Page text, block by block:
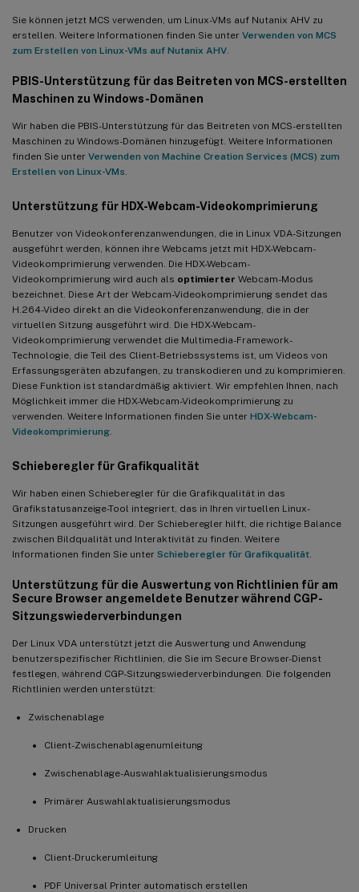
Sie können jetzt MCS verwenden, um Linux-VMs auf Nutanix AHV zu
erstellen. Weitere Informationen finden Sie unter Verwenden von MCS
zum Erstellen von Linux-VMs auf Nutanix AHV
PBIS-Unterstützung für das Beitreten von MCS-erstellten
Maschinen zu Windows-Domänen
Wir haben die PBIS-Unterstützung für das Beitreten von MCS-erstellten
Maschinen zu Windows-Domänen hinzugefügt. Weitere Informationen
finden Sie unter Verwenden von Machine Creation Services (MCS) zum
Erstellen von Linux-VMs
Unterstützung für HDX-Webcam-Videokomprimierung
Benutzer von Videokonferenzanwendungen, die in Linux VDA-Sitzungen
ausgeführt werden, können ihre Webcams jetzt mit HDX-Webcam-
Videokomprimierung verwenden. Die HDX-Webcam-
Videokomprimierung wird auch als optimierter Webcam-Modus
bezeichnet. Diese Art der Webcam-Videokomprimierung sendet das
H.264-Video direkt an die Videokonferenzanwendung, die in der
virtuellen Sitzung ausgeführt wird. Die HDX-Webcam-
Videokomprimierung verwendet die Multimedia-Framework-
Technologie, die Teil des Client-Betriebssystems ist, um Videos von
Erfassungsgeräten abzufangen, zu transkodieren und zu komprimieren.
Diese Funktion ist standardmäßig aktiviert. Wir empfehlen Ihnen, nach
Möglichkeit immer die HDX-Webcam-Videokomprimierung zu
verwenden. Weitere Informationen finden Sie unter HDX-Webcam-
Videokomprimierung
Schieberegler für Grafikqualität
Wir haben einen Schieberegler für die Grafikqualität in das
Grafikstatusanzeige-Tool integriert, das in Ihren virtuellen Linux-
Sitzungen ausgeführt wird. Der Schieberegler hilft, die richtige Balance
zwischen Bildqualität und Interaktivität zu finden. Weitere
Informationen finden Sie unter Schieberegler für Grafikqualität
Unterstützung für die Auswertung von Richtlinien für am
Secure Browser angemeldete Benutzer während CGP-
Sitzungswiederverbindungen
Der Linux VDA unterstützt jetzt die Auswertung und Anwendung
benutzerspezifischer Richtlinien, die Sie im Secure Browser-Dienst
festlegen, während CGP-Sitzungswiederverbindungen. Die folgenden
Richtlinien werden unterstützt:
Zwischenablage
Client-Zwischenablagenumleitung
Zwischenablage-Auswahlaktualisierungsmodus
Primärer Auswahlaktualisierungsmodus
Drucken
Client-Druckerumleitung
PDF Universal Printer automatisch erstellen